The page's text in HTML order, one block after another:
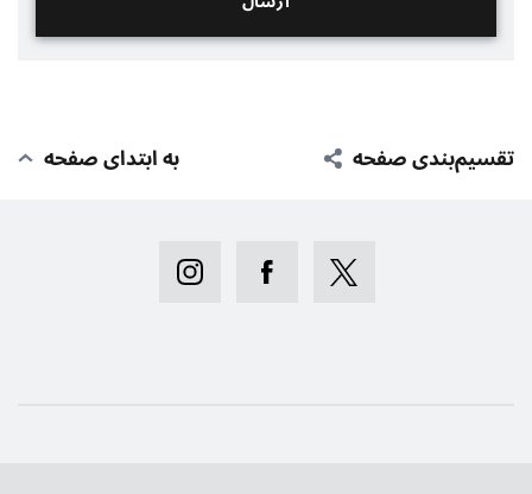
تقسیم‌بندی صفحه به ابتدای صفحه